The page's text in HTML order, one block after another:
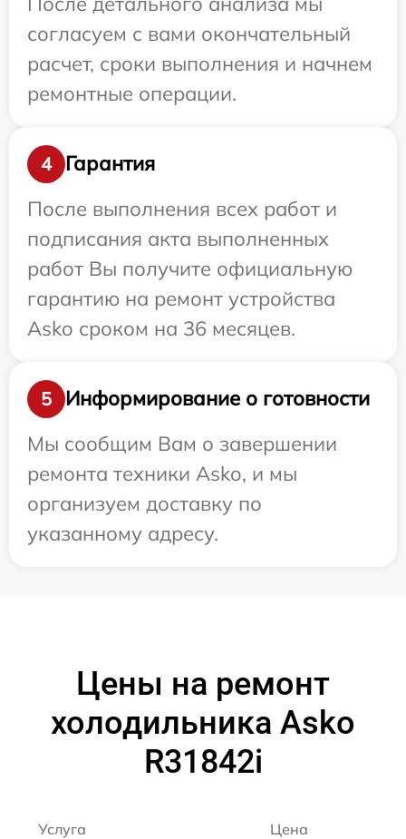
согласуем с вами окончательный
расчет, сроки выполнения и начнем
ремонтные операции.
4
Гарантия
После выполнения всех работ и
подписания акта выполненных
работ Вы получите официальную
гарантию на ремонт устройства
Asko сроком на 36 месяцев.
5
Информирование о готовности
Мы сообщим Вам о завершении
ремонта техники Asko, и мы
организуем доставку по
указанному адресу.
Цены на ремонт
холодильника Asko
R31842i
Услуга Цена